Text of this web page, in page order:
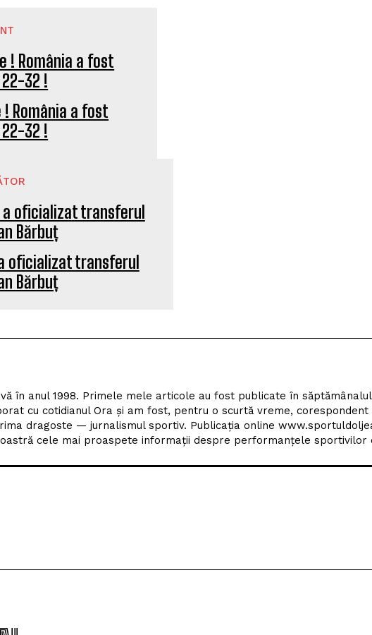
! România a fost
32 !
oficializat transferul
Bărbuț
în anul 1998. Primele mele articole au fost publicate în
cu cotidianul Ora și am fost, pentru o scurtă vreme,
dragoste — jurnalismul sportiv. Publicația online
cele mai proaspete informații despre performanțele sportivilor